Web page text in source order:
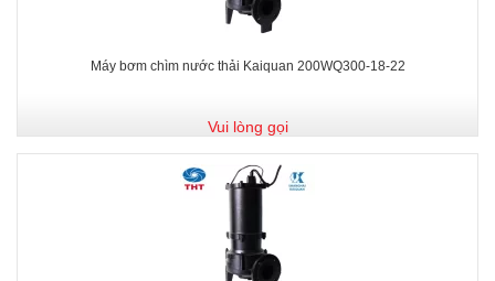
Máy bơm chìm nước thải Kaiquan 200WQ300-18-22
Vui lòng gọi